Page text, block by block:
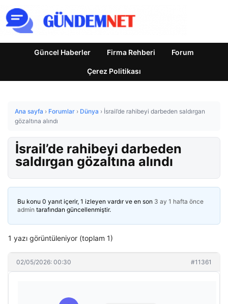
Güncel Haberler Firma Rehberi Forum
Çerez Politikası
Ana sayfa › Forumlar › Dünya › İsrail’de rahibeyi darbeden saldırgan
gözaltına alındı
İsrail’de rahibeyi darbeden
saldırgan gözaltına alındı
Bu konu 0 yanıt içerir, 1 izleyen vardır ve en son 3 ay 1 hafta önce
admin tarafından güncellenmiştir.
1 yazı görüntüleniyor (toplam 1)
02/05/2026: 00:30 #11361